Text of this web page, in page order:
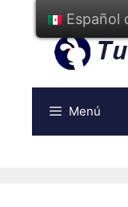
contenido
Menú
Español